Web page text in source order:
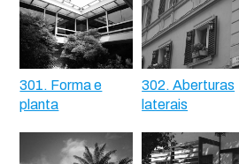
301. Forma e
planta
302. Aberturas
laterais